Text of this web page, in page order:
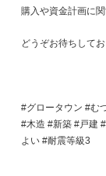
購入や資金計画に
どうぞお待ちしてお
#グロータウン #む
#木造 #新築 #戸建
よい #耐震等級3